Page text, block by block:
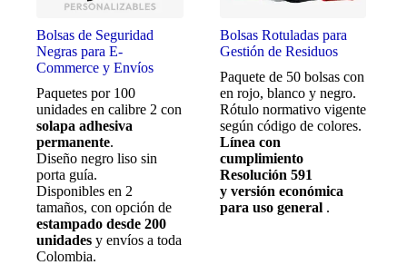
Bolsas de Seguridad
Negras para E-
Commerce y Envíos
Paquetes por 100
unidades en calibre 2 con
solapa adhesiva
permanente.
Diseño negro liso sin
porta guía.
Disponibles en 2
tamaños, con opción de
estampado desde 200
unidades y envíos a toda
Colombia.
Bolsas Rotuladas para
Gestión de Residuos
Paquete de 50 bolsas con
en rojo, blanco y negro.
Rótulo normativo vigente
según código de colores.
Línea con
cumplimiento
Resolución 591
y versión económica
para uso general .